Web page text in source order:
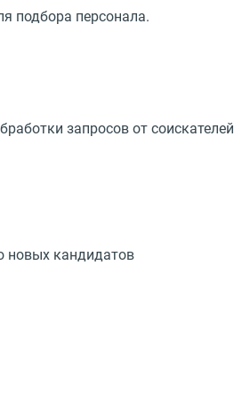
подбора персонала.
запросов от соискателей
новых кандидатов